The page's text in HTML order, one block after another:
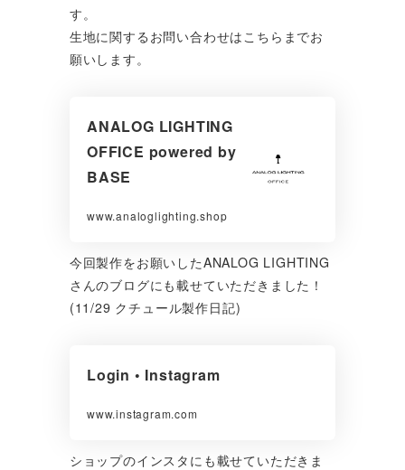
す。
生地に関するお問い合わせはこちらまでお
願いします。
ANALOG LIGHTING
OFFICE powered by
BASE
www.analoglighting.shop
今回製作をお願いしたANALOG LIGHTING
さんのブログにも載せていただきました！
(11/29 クチュール製作日記)
Login • Instagram
www.instagram.com
ショップのインスタにも載せていただきま